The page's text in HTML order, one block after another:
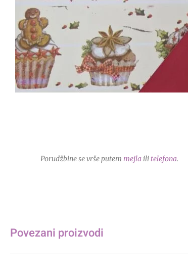
Porudžbine se vrše putem mejla ilitelefona.
Povezani proizvodi